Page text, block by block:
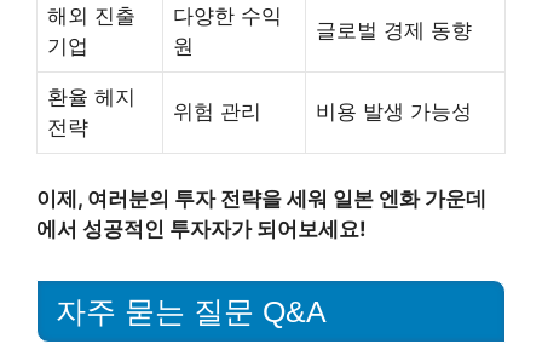
해외 진출
기업
다양한 수익
원
글로벌 경제 동향
환율 헤지
전략
위험 관리 비용 발생 가능성
이제, 여러분의 투자 전략을 세워 일본 엔화 가운데
에서 성공적인 투자자가 되어보세요!
자주 묻는 질문 Q&A